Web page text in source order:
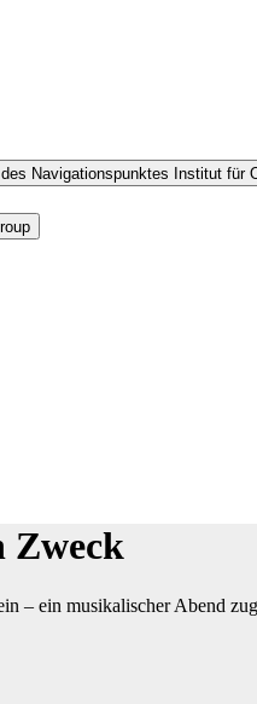
Navigationspunktes Institut für
Zweck
– ein musikalischer Abend